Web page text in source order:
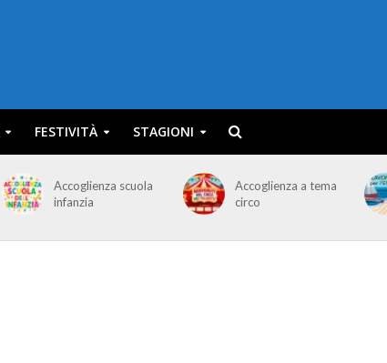
FESTIVITÀ STAGIONI
Accoglienza scuola
infanzia
Accoglienza a tema
circo